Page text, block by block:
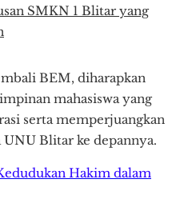
SMKN 1 Blitar yang
BEM, diharapkan
mahasiswa yang
serta memperjuangkan
UNU Blitar ke depannya.
Hakim dalam